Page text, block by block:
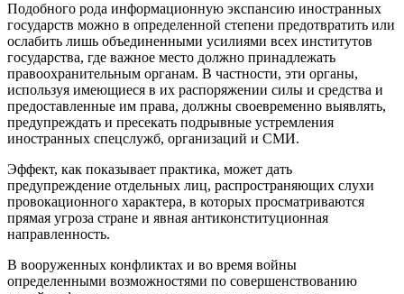
Подобного рода информационную экспансию иностранных
государств можно в определенной степени предотвратить или
ослабить лишь объединенными усилиями всех институтов
государства, где важное место должно принадлежать
правоохранительным органам. В частности, эти органы,
используя имеющиеся в их распоряжении силы и средства и
предоставленные им права, должны своевременно выявлять,
предупреждать и пресекать подрывные устремления
иностранных спецслужб, организаций и СМИ.
Эффект, как показывает практика, может дать
предупреждение отдельных лиц, распространяющих слухи
провокационного характера, в которых просматриваются
прямая угроза стране и явная антиконституционная
направленность.
В вооруженных конфликтах и во время войны
определенными возможностями по совершенствованию